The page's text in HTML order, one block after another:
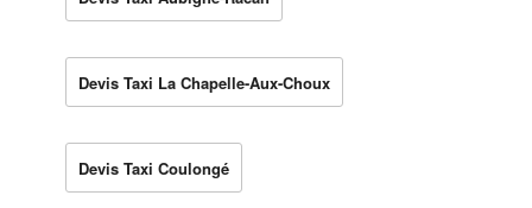
Devis Taxi La Chapelle-Aux-Choux
Devis Taxi Coulongé